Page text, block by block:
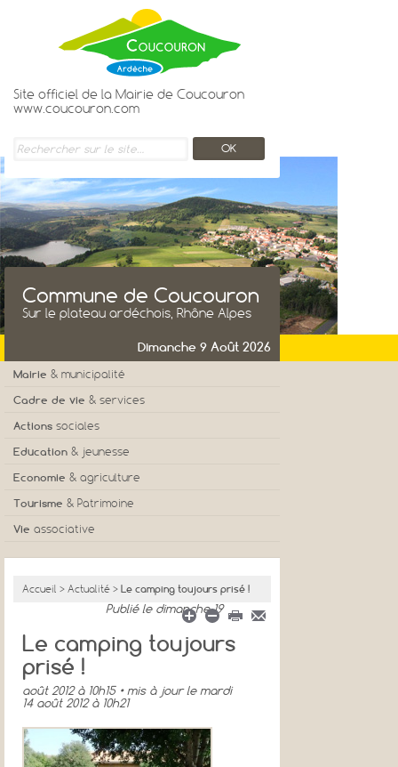
Commune de Coucouron
Sur le plateau ardéchois, Rhône Alpes
Dimanche 9 Août 2026
Mairie & municipalité
Cadre de vie & services
Actions sociales
Education & jeunesse
Economie & agriculture
Tourisme & Patrimoine
Vie associative
Accueil > Actualité > Le camping toujours prisé !
Le camping toujours
prisé !
Publié le dimanche 19
août 2012 à 10h15• mis à jourle mardi
14 août 2012 à 10h21
Site officiel de la Mairie de Coucouron
www.coucouron.com